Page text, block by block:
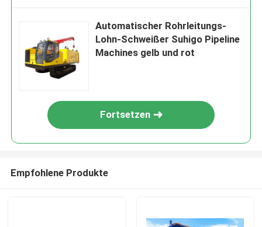
Automatischer Rohrleitungs-
Lohn-Schweißer Suhigo Pipeline
Machines gelb und rot
Fortsetzen
Empfohlene Produkte